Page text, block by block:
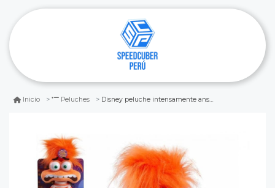
Inicio Peluches Disney peluche intensamente ansiedad musical con movimiento